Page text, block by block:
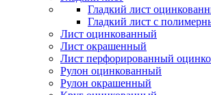
Гладкий лист
Гладкий лист с
Лист оцинкованный
Лист окрашенный
Лист перфорированный
Рулон оцинкованный
Рулон окрашенный